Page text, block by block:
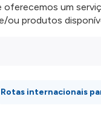
oferecemos um
ou produtos
Rotas internacionais